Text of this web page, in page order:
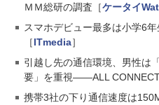
ＭＭ総研の調査［ケータイ
スマホデビュー最多は小学6
［ITmedia］
引越し先の通信環境、男性は
要」を重視――ALL
携帯3社の下り通信速度は